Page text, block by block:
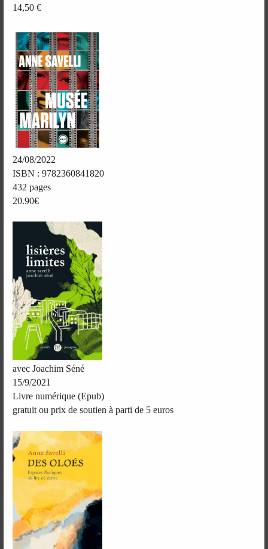
14,50 €
24/08/2022
ISBN : 9782360841820
432 pages
20.90€
avec Joachim Séné
15/9/2021
Livre numérique (Epub)
gratuit ou prix de soutien à parti de 5 euros